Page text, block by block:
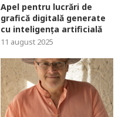
Apel pentru lucrări de
grafică digitală generate
cu inteligența artificială
11 august 2025